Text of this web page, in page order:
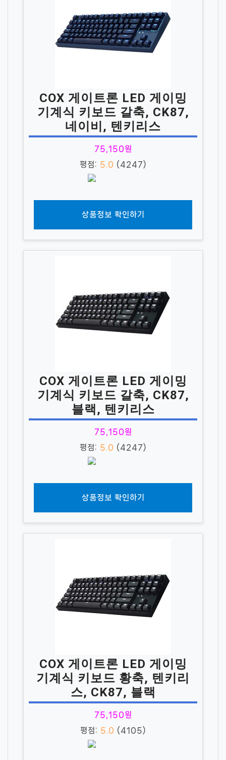
COX 게이트론 LED 게이밍
기계식 키보드 갈축, CK87,
네이비, 텐키리스
75,150원
평점: 5.0 (4247)
상품정보 확인하기
COX 게이트론 LED 게이밍
기계식 키보드 갈축, CK87,
블랙, 텐키리스
75,150원
평점: 5.0 (4247)
상품정보 확인하기
COX 게이트론 LED 게이밍
기계식 키보드 황축, 텐키리
스, CK87, 블랙
75,150원
평점: 5.0 (4105)